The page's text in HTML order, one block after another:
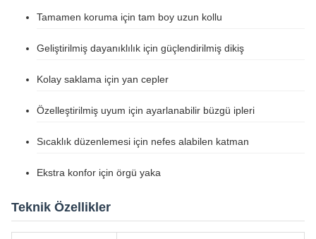
Tamamen koruma için tam boy uzun kollu
Geliştirilmiş dayanıklılık için güçlendirilmiş dikiş
Kolay saklama için yan cepler
Özelleştirilmiş uyum için ayarlanabilir büzgü ipleri
Sıcaklık düzenlemesi için nefes alabilen katman
Ekstra konfor için örgü yaka
Teknik Özellikler